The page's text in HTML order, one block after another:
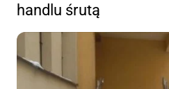
handlu śrutą